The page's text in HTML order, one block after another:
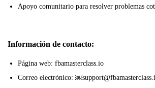
Apoyo comunitario para resolver problemas
Información de contacto:
Página web: fbamasterclass.io
Correo electrónico: